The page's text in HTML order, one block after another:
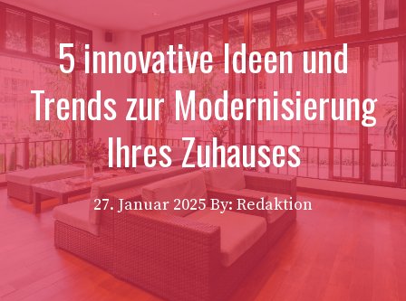
5 innovative Ideen und
Trends zur Modernisierung
Ihres Zuhauses
27. Januar 2025 By: Redaktion